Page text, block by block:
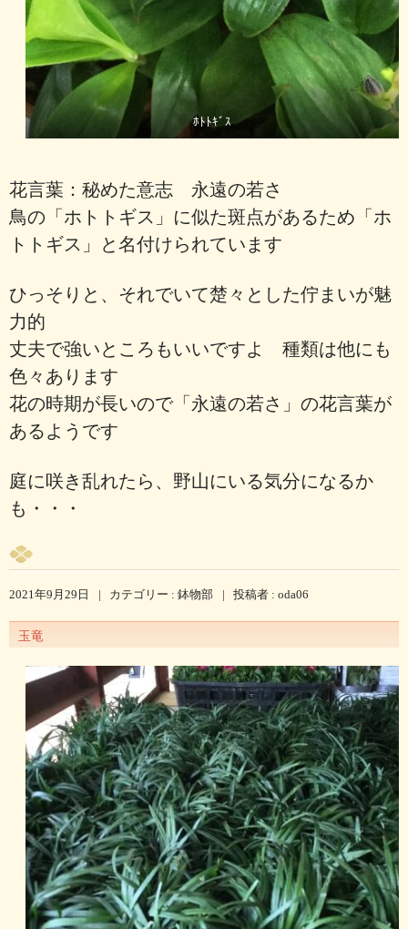
ﾎﾄﾄｷﾞｽ
花言葉：秘めた意志 永遠の若さ
鳥の「ホトトギス」に似た斑点があるため「ホ
トトギス」と名付けられています
ひっそりと、それでいて楚々とした佇まいが魅
力的
丈夫で強いところもいいですよ 種類は他にも
色々あります
花の時期が長いので「永遠の若さ」の花言葉が
あるようです
庭に咲き乱れたら、野山にいる気分になるか
も・・・
2021年9月29日 | カテゴリー : 鉢物部 | 投稿者 : oda06
玉竜